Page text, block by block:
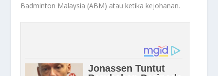
Badminton Malaysia (ABM) atau ketika kejohanan.